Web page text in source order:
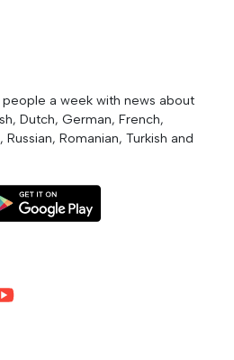
a week with news about
Dutch, German, French,
Russian, Romanian, Turkish and